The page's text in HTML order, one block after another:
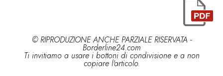
© RIPRODUZIONE ANCHE PARZIALE RISERVATA -
Borderline24.com
Ti invitiamo a usare i bottoni di condivisione e a non
copiare l'articolo.